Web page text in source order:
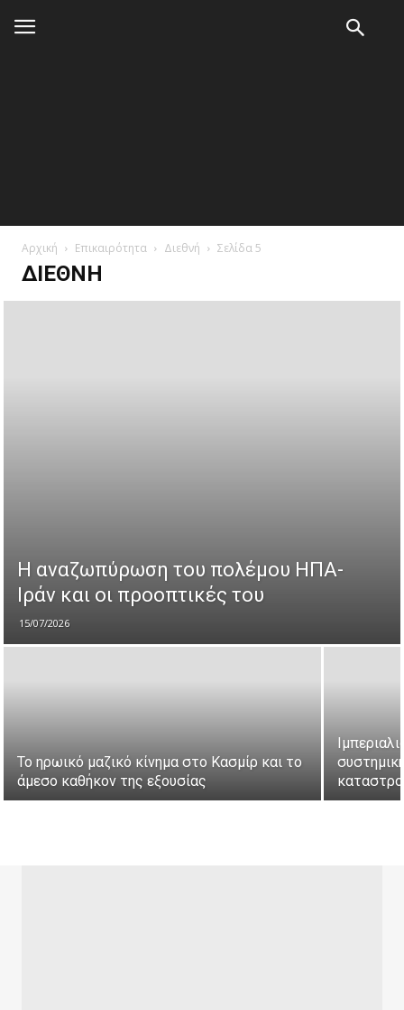
Αρχική Επικαιρότητα Διεθνή Σελίδα 5
ΔΙΕΘΝΉ
Η αναζωπύρωση του πολέμου ΗΠΑ-
Ιράν και οι προοπτικές του
15/07/2026
Το ηρωικό μαζικό κίνημα στο Κασμίρ και το
άμεσο καθήκον της εξουσίας